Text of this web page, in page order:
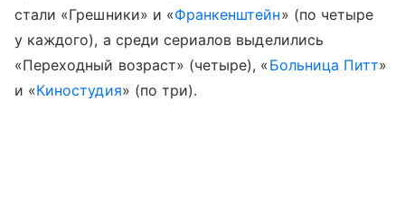
стали «Грешники» и «Франкенштейн» (по четыре
у каждого), а среди сериалов выделились
«Переходный возраст» (четыре), «Больница Питт»
и «Киностудия» (по три).